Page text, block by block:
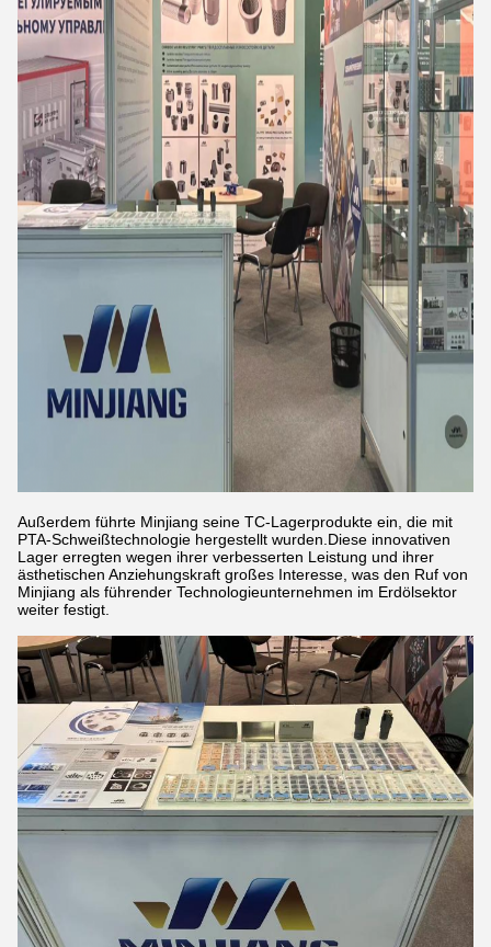
Außerdem führte Minjiang seine TC-Lagerprodukte ein, die mit
PTA-Schweißtechnologie hergestellt wurden.Diese innovativen
Lager erregten wegen ihrer verbesserten Leistung und ihrer
ästhetischen Anziehungskraft großes Interesse, was den Ruf von
Minjiang als führender Technologieunternehmen im Erdölsektor
weiter festigt.